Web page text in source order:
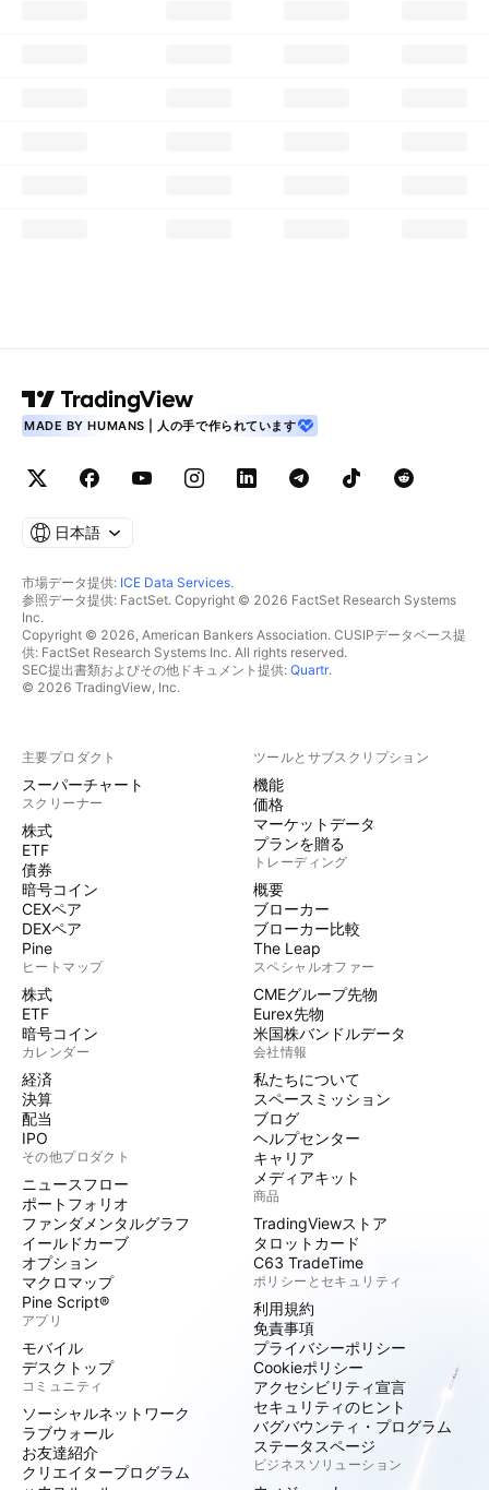
MADE BY HUMANS | 人の手で作られています
日本語
市場データ提供: ICE Data Services.
参照データ提供: FactSet. Copyright © 2026 FactSet Research Systems
Inc.
Copyright © 2026, American Bankers Association. CUSIPデータベース提
供: FactSet Research Systems Inc. All rights reserved.
SEC提出書類およびその他ドキュメント提供: Quartr.
© 2026 TradingView, Inc.
主要プロダクト
スーパーチャート
スクリーナー
株式
ETF
債券
暗号コイン
CEXペア
DEXペア
Pine
ヒートマップ
株式
ETF
暗号コイン
カレンダー
経済
決算
配当
IPO
その他プロダクト
ニュースフロー
ポートフォリオ
ファンダメンタルグラフ
イールドカーブ
オプション
マクロマップ
Pine Script®
アプリ
モバイル
デスクトップ
コミュニティ
ソーシャルネットワーク
ラブウォール
お友達紹介
クリエイタープログラム
ツールとサブスクリプション
機能
価格
マーケットデータ
プランを贈る
トレーディング
概要
ブローカー
ブローカー比較
The Leap
スペシャルオファー
CMEグループ先物
Eurex先物
米国株バンドルデータ
会社情報
私たちについて
スペースミッション
ブログ
ヘルプセンター
キャリア
メディアキット
商品
TradingViewストア
タロットカード
C63 TradeTime
ポリシーとセキュリティ
利用規約
免責事項
プライバシーポリシー
Cookieポリシー
アクセシビリティ宣言
セキュリティのヒント
バグバウンティ・プログラム
ステータスページ
ビジネスソリューション